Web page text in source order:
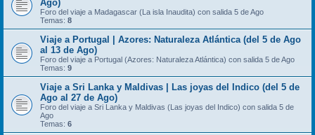
Ago)
Foro del viaje a Madagascar (La isla Inaudita) con salida 5 de Ago
Temas: 8
Viaje a Portugal | Azores: Naturaleza Atlántica (del 5 de Ago
al 13 de Ago)
Foro del viaje a Portugal (Azores: Naturaleza Atlántica) con salida 5 de Ago
Temas: 9
Viaje a Sri Lanka y Maldivas | Las joyas del Indico (del 5 de
Ago al 27 de Ago)
Foro del viaje a Sri Lanka y Maldivas (Las joyas del Indico) con salida 5 de
Ago
Temas: 6